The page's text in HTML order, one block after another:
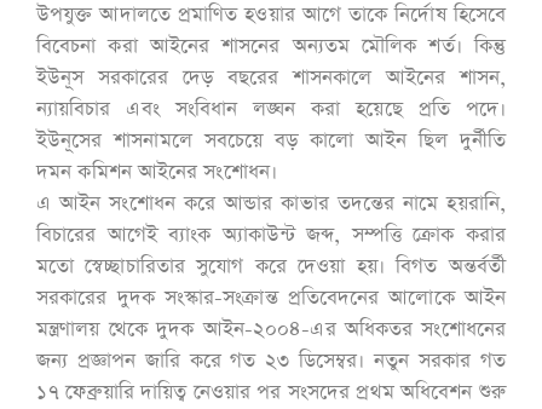
উপযুক্ত আদালতে প্রমাণিত হওয়ার আগে তাকে নির্দোষ হিসেবে
বিবেচনা করা আইনের শাসনের অন্যতম মৌলিক শর্ত। কিন্তু
ইউনূস সরকারের দেড় বছরের শাসনকালে আইনের শাসন,
ন্যায়বিচার এবং সংবিধান লঙ্ঘন করা হয়েছে প্রতি পদে।
ইউনূসের শাসনামলে সবচেয়ে বড় কালো আইন ছিল দুর্নীতি
দমন কমিশন আইনের সংশোধন।
এ আইন সংশোধন করে আন্ডার কাভার তদন্তের নামে হয়রানি,
বিচারের আগেই ব্যাংক অ্যাকাউন্ট জব্দ, সম্পত্তি ক্রোক করার
মতো স্বেচ্ছাচারিতার সুযোগ করে দেওয়া হয়। বিগত অন্তর্বর্তী
সরকারের দুদক সংস্কার-সংক্রান্ত প্রতিবেদনের আলোকে আইন
মন্ত্রণালয় থেকে দুদক আইন-২০০৪-এর অধিকতর সংশোধনের
জন্য প্রজ্ঞাপন জারি করে গত ২৩ ডিসেম্বর। নতুন সরকার গত
১৭ ফেব্রুয়ারি দায়িত্ব নেওয়ার পর সংসদের প্রথম অধিবেশন শুরু